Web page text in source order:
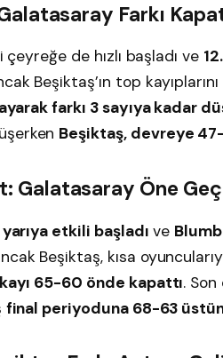
Farkı
de hızlı başladı ve
Beşiktaş’ın top
farkı 3 sayıya kadar
Beşiktaş, devreye
Galatasaray Öne
etkili başladı ve
Beşiktaş, kısa
65-60 önde kapattı.
final periyoduna 68-63